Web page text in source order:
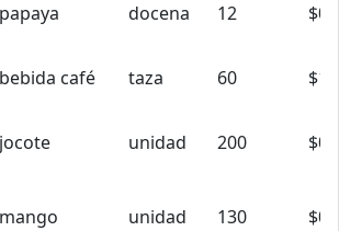
papaya docena 12
bebida café taza 60
jocote unidad 200
mango unidad 130